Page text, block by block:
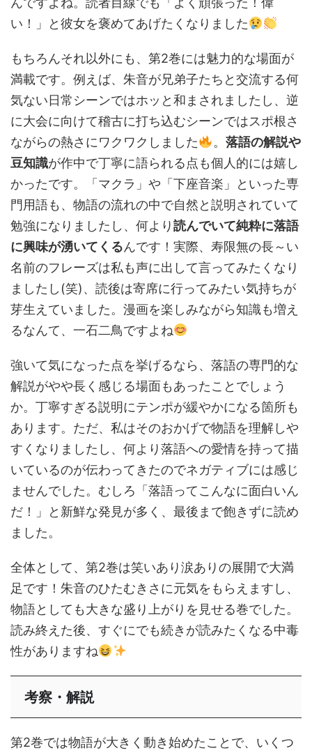
い！」と彼女を褒めてあげたくなりました
もちろんそれ以外にも、第2巻には魅力的な場面が
満載です。例えば、朱音が兄弟子たちと交流する何
気ない日常シーンではホッと和まされましたし、逆
に大会に向けて稽古に打ち込むシーンではスポ根さ
ながらの熱さにワクワクしました
。 落語の解説や
豆知識が作中で丁寧に語られる点も個人的には嬉し
かったです。「マクラ」や「下座音楽」といった専
門用語も、物語の流れの中で自然と説明されていて
勉強になりましたし、何より読んでいて純粋に落語
に興味が湧いてくるんです！実際、寿限無の長～い
名前のフレーズは私も声に出して言ってみたくなり
ましたし(笑)、読後は寄席に行ってみたい気持ちが
芽生えていました。漫画を楽しみながら知識も増え
るなんて、一石二鳥ですよね
強いて気になった点を挙げるなら、落語の専門的な
解説がやや長く感じる場面もあったことでしょう
か。丁寧すぎる説明にテンポが緩やかになる箇所も
あります。ただ、私はそのおかげで物語を理解しや
すくなりましたし、何より落語への愛情を持って描
いているのが伝わってきたのでネガティブには感じ
ませんでした。むしろ「落語ってこんなに面白いん
だ！」と新鮮な発見が多く、最後まで飽きずに読め
ました。
全体として、第2巻は笑いあり涙ありの展開で大満
足です！朱音のひたむきさに元気をもらえますし、
物語としても大きな盛り上がりを見せる巻でした。
読み終えた後、すぐにでも続きが読みたくなる中毒
性がありますね
考察・解説
第2巻では物語が大きく動き始めたことで、いくつ